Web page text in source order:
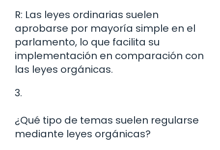
R: Las leyes ordinarias suelen
aprobarse por mayoría simple en el
parlamento, lo que facilita su
implementación en comparación con
las leyes orgánicas.
3.
¿Qué tipo de temas suelen regularse
mediante leyes orgánicas?